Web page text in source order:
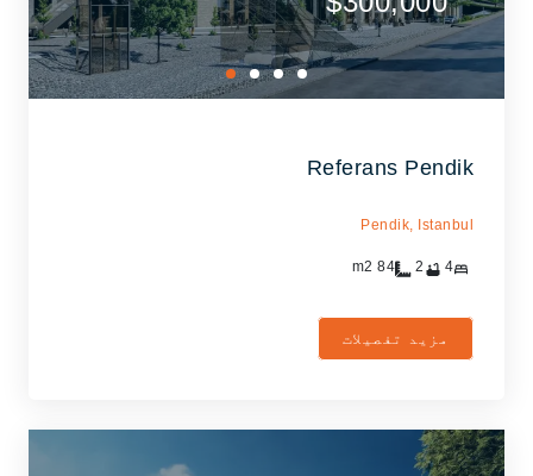
Referans Pendik
Pendik, Istanbul
4
2
84
مزید تفصیلات